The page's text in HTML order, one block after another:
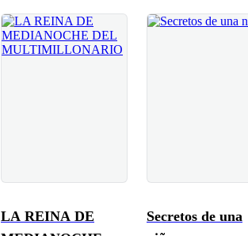
LA REINA DE
Secretos de una